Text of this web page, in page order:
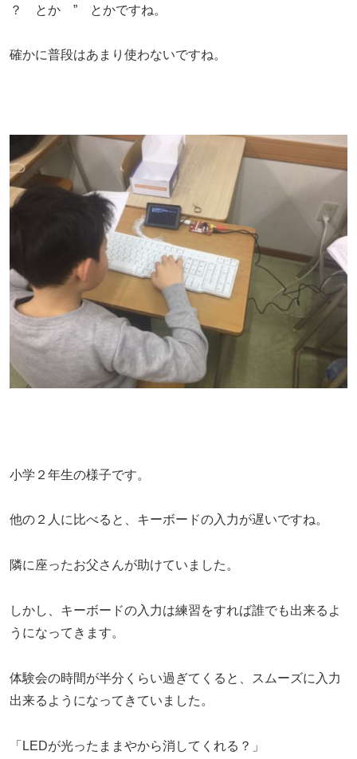
？ とか ” とかですね。
確かに普段はあまり使わないですね。
小学２年生の様子です。
他の２人に比べると、キーボードの入力が遅いですね。
隣に座ったお父さんが助けていました。
しかし、キーボードの入力は練習をすれば誰でも出来るよ
うになってきます。
体験会の時間が半分くらい過ぎてくると、スムーズに入力
出来るようになってきていました。
「LEDが光ったままやから消してくれる？」